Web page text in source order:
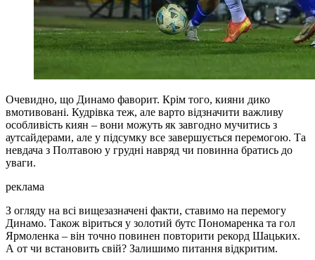
Очевидно, що Динамо фаворит. Крім того, кияни дико
вмотивовані. Кудрівка теж, але варто відзначити важливу
особливість киян – вони можуть як завгодно мучитись з
аутсайдерами, але у підсумку все завершується перемогою. Та
невдача з Полтавою у грудні навряд чи повинна братись до
уваги.
реклама
З огляду на всі вищезазначені факти, ставимо на перемогу
Динамо. Також віриться у золотий бутс Пономаренка та гол
Ярмоленка – він точно повинен повторити рекорд Шацьких.
А от чи встановить свій? Залишимо питання відкритим.